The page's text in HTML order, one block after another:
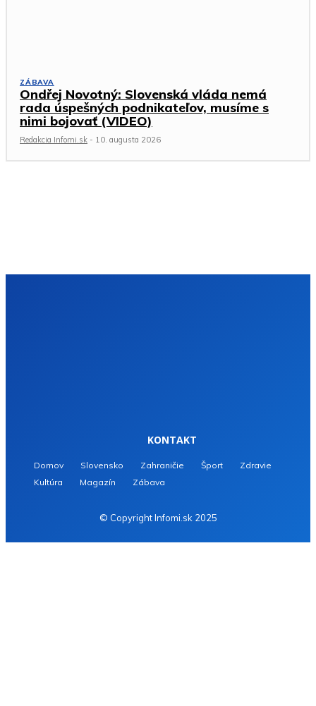
ZÁBAVA
Ondřej Novotný: Slovenská vláda nemá
rada úspešných podnikateľov, musíme s
nimi bojovať (VIDEO)
Redakcia Infomi.sk - 10. augusta 2026
KONTAKT
Domov Slovensko Zahraničie Šport
Zdravie
Kultúra
Magazín Zábava
© Copyright Infomi.sk 2025